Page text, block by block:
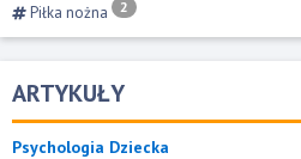
Piłka nożna 2
ARTYKUŁY
Psychologia Dziecka